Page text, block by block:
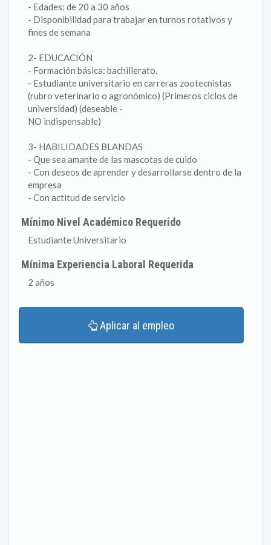
- Edades: de 20 a 30 años
- Disponibilidad para trabajar en turnos rotativos y
fines de semana
2- EDUCACIÓN
- Formación básica: bachillerato.
- Estudiante universitario en carreras zootecnistas
(rubro veterinario o agronómico) (Primeros ciclos de
universidad) (deseable -
NO indispensable)
3- HABILIDADES BLANDAS
- Que sea amante de las mascotas de cuido
- Con deseos de aprender y desarrollarse dentro de la
empresa
- Con actitud de servicio
Mínimo Nivel Académico Requerido
Estudiante Universitario
Mínima Experiencia Laboral Requerida
2 años
Aplicar al empleo